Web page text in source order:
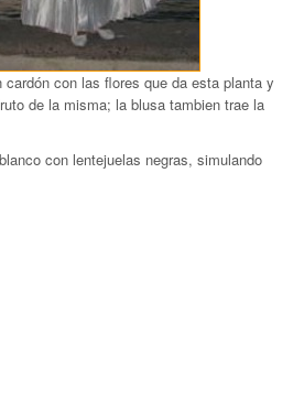
con las flores que da esta planta y
de la misma; la blusa tambien trae la
con lentejuelas negras, simulando